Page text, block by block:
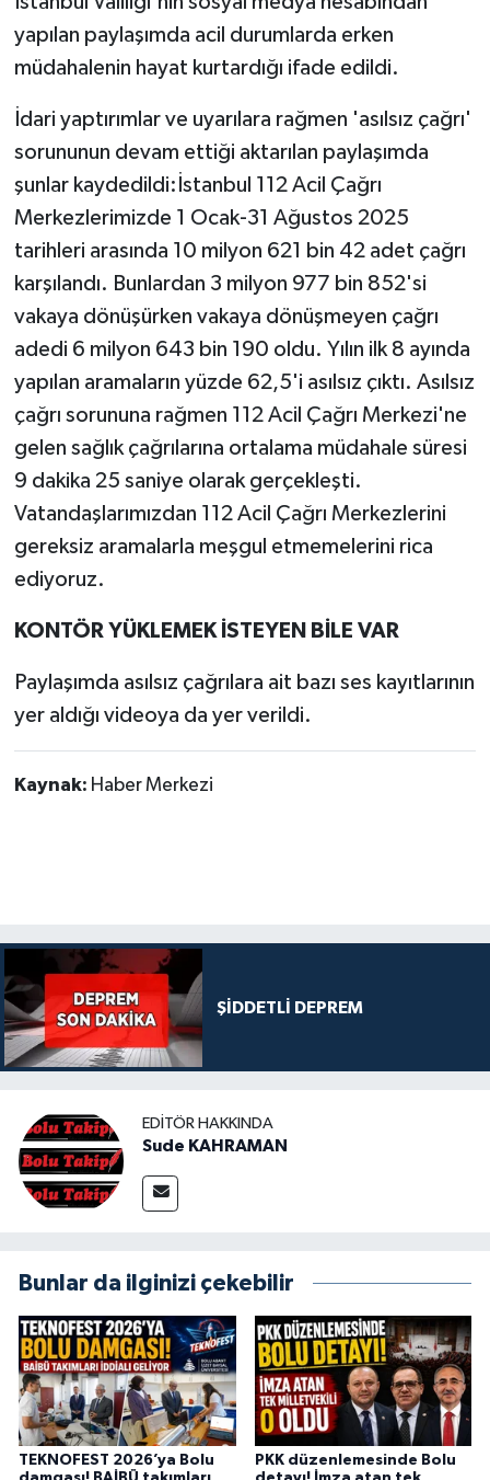
yapılan paylaşımda acil durumlarda erken
müdahalenin hayat kurtardığı ifade edildi.
İdari yaptırımlar ve uyarılara rağmen 'asılsız çağrı'
sorununun devam ettiği aktarılan paylaşımda
şunlar kaydedildi:İstanbul 112 Acil Çağrı
Merkezlerimizde 1 Ocak-31 Ağustos 2025
tarihleri arasında 10 milyon 621 bin 42 adet çağrı
karşılandı. Bunlardan 3 milyon 977 bin 852'si
vakaya dönüşürken vakaya dönüşmeyen çağrı
adedi 6 milyon 643 bin 190 oldu. Yılın ilk 8 ayında
yapılan aramaların yüzde 62,5'i asılsız çıktı. Asılsız
çağrı sorununa rağmen 112 Acil Çağrı Merkezi'ne
gelen sağlık çağrılarına ortalama müdahale süresi
9 dakika 25 saniye olarak gerçekleşti.
Vatandaşlarımızdan 112 Acil Çağrı Merkezlerini
gereksiz aramalarla meşgul etmemelerini rica
ediyoruz.
KONTÖR YÜKLEMEK İSTEYEN BİLE VAR
Paylaşımda asılsız çağrılara ait bazı ses kayıtlarının
yer aldığı videoya da yer verildi.
Kaynak: Haber Merkezi
ŞİDDETLİ DEPREM
EDITÖR HAKKINDA
Sude KAHRAMAN
Bunlar da ilginizi çekebilir
TEKNOFEST 2026’ya Bolu
PKK düzenlemesinde Bolu